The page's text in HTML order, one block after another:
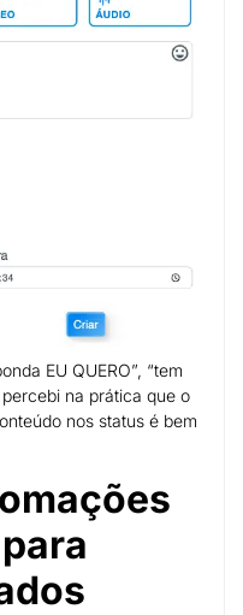
EU QUERO”, “tem
na prática que o
nos status é bem